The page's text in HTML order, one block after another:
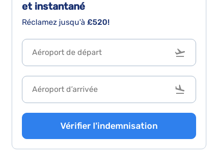
et instantané
Réclamez jusqu'à £520!
Vérifier l'indemnisation